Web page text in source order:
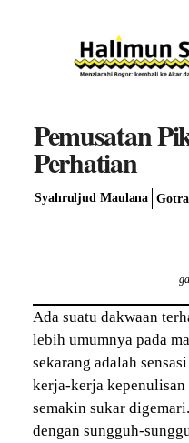
Pemusatan
Perhatian
Syahruljud Maulana
Ada suatu dakwaan
lebih umumnya pada
sekarang adalah
kerja-kerja kepenulisan
semakin sukar
dengan sungguh-